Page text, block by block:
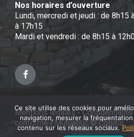
Nos horaires d’ouverture
Lundi, mercredi et jeudi : de 8h15
à 17h15
Mardi et vendredi : de 8h15 à
Facebook
Mentions légales - Confidentialité
conforme| Mutualitic © Cogitis
Ce site utilise des cookies pour
navigation, mesurer la
contenu sur les réseaux sociaux.